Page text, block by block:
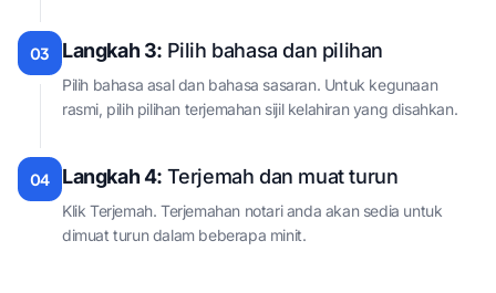
03 Langkah 3: Pilih bahasa dan pilihan
Pilih bahasa asal dan bahasa sasaran. Untuk kegunaan
rasmi, pilih pilihan terjemahan sijil kelahiran yang disahkan.
04 Langkah 4: Terjemah dan muat turun
Klik Terjemah. Terjemahan notari anda akan sedia untuk
dimuat turun dalam beberapa minit.